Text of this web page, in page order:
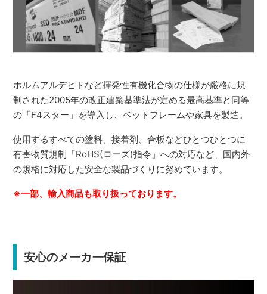
ホルムアルデヒドなど揮発性有機化合物の仕様が厳格に規
制された2005年の改正建築基準法が定める最高基準と同等
の「F4スター」を導入し、ベッドフレームや家具を製造。
使用するすべての塗料、接着剤、合板などひとつひとつに
有害物質規制「RoHS(ローズ)指令」への対応など、国内外
の規格に対応した安全な製品づくりに努めています。
※一部、輸入商品も取り扱っております。
安心のメーカー保証